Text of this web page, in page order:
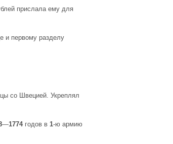
прислала ему для
и первому разделу
со Швецией. Укреплял
—1774годов в 1-ю армию